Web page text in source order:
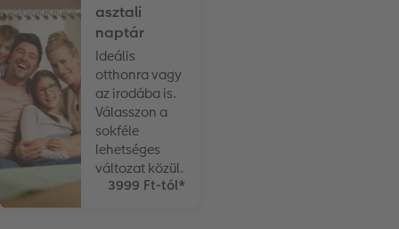
Kiegészítők
CEWE myPhotos
XXL Retró fotó
Kiegészítők
CEWE myPhotos
CEWE myPhotos
asztali
naptár
Ideális
otthonra vagy
az irodába is.
Válasszon a
sokféle
lehetséges
változat közül.
3999 Ft-tól*